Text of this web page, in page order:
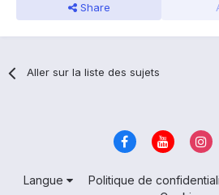
Share
Aller sur la liste des sujets
Langue Politique de